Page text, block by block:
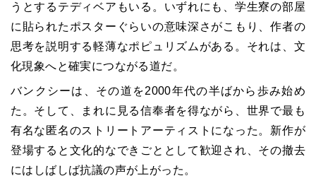
うとするテディベアもいる。いずれにも、学生寮の部屋
に貼られたポスターぐらいの意味深さがこもり、作者の
思考を説明する軽薄なポピュリズムがある。それは、文
化現象へと確実につながる道だ。
バンクシーは、その道を2000年代の半ばから歩み始め
た。そして、まれに見る信奉者を得ながら、世界で最も
有名な匿名のストリートアーティストになった。新作が
登場すると文化的なできごととして歓迎され、その撤去
にはしばしば抗議の声が上がった。